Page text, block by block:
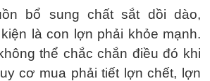
bổ sung chất sắt dồi dào,
là con lợn phải khỏe mạnh.
thể chắc chắn điều đó khi
cơ mua phải tiết lợn chết, lợn